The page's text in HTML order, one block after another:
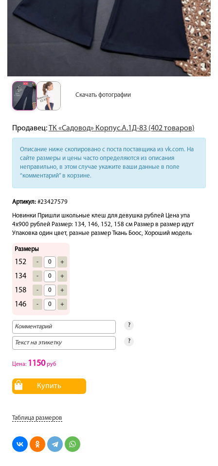
Скачать фотографии
Продавец:ТК «Садовод» Корпус.А.1Д-83 (402 товаров)
Описание ниже скопировано с поста поставщика из vk.com. На
сайте размеры и цены часто определяются из описания
неправильно, в этом случае укажите ваши данные в поле
“комментарий” в корзине.
Артикул: #23427579
Новинки Пришли школьные клеш для девушка рублей Цена упа
4х900 рублей Размер: 134, 146, 152, 158 см Размер в размер идут
Упаковка один цвет, разные размер Ткань Боос, Хороший модель
Размеры
152 - +
134 - +
158 - +
146 - +
?
?
Цена: 1150руб
Купить
Таблица размеров